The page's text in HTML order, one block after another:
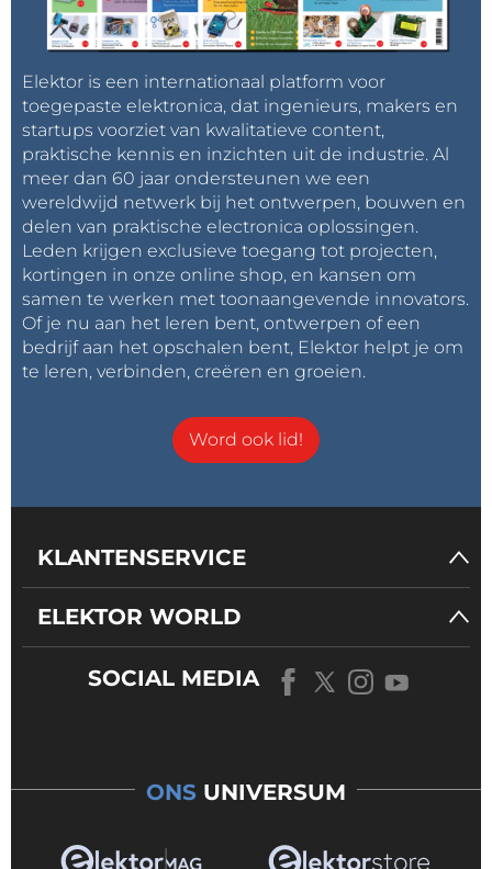
Elektor is een internationaal platform voor
toegepaste elektronica, dat ingenieurs, makers en
startups voorziet van kwalitatieve content,
praktische kennis en inzichten uit de industrie. Al
meer dan 60 jaar ondersteunen we een
wereldwijd netwerk bij het ontwerpen, bouwen en
delen van praktische electronica oplossingen.
Leden krijgen exclusieve toegang tot projecten,
kortingen in onze online shop, en kansen om
samen te werken met toonaangevende innovators.
Of je nu aan het leren bent, ontwerpen of een
bedrijf aan het opschalen bent, Elektor helpt je om
te leren, verbinden, creëren en groeien.
Word ook lid!
KLANTENSERVICE
ELEKTOR WORLD
SOCIAL MEDIA
ONS UNIVERSUM